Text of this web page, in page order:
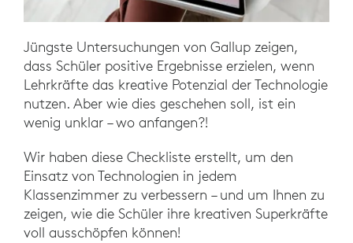
Jüngste Untersuchungen von Gallup zeigen,
dass Schüler positive Ergebnisse erzielen, wenn
Lehrkräfte das kreative Potenzial der Technologie
nutzen. Aber wie dies geschehen soll, ist ein
wenig unklar – wo anfangen?!
Wir haben diese Checkliste erstellt, um den
Einsatz von Technologien in jedem
Klassenzimmer zu verbessern – und um Ihnen zu
zeigen, wie die Schüler ihre kreativen Superkräfte
voll ausschöpfen können!